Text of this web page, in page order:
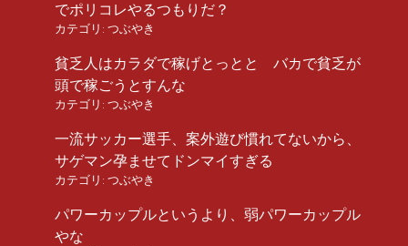
でポリコレやるつもりだ？
カテゴリ: つぶやき
貧乏人はカラダで稼げとっとと バカで貧乏が
頭で稼ごうとすんな
カテゴリ: つぶやき
一流サッカー選手、案外遊び慣れてないから、
サゲマン孕ませてドンマイすぎる
カテゴリ: つぶやき
パワーカップルというより、弱パワーカップル
やな